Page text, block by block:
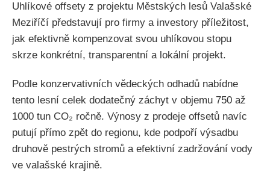
Uhlíkové offsety z projektu Městských lesů Valašské
Meziříčí představují pro firmy a investory příležitost,
jak efektivně kompenzovat svou uhlíkovou stopu
skrze konkrétní, transparentní a lokální projekt.
Podle konzervativních vědeckých odhadů nabídne
tento lesní celek dodatečný záchyt v objemu 750 až
1000 tun CO₂ ročně. Výnosy z prodeje offsetů navíc
putují přímo zpět do regionu, kde podpoří výsadbu
druhově pestrých stromů a efektivní zadržování vody
ve valašské krajině.